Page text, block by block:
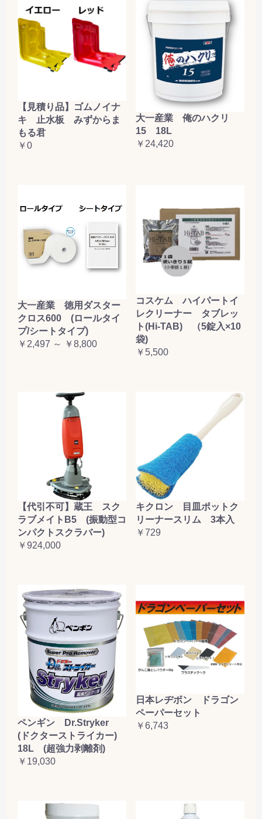
【見積り品】ゴムノイナ
キ 止水板 みずからま
もる君
￥0
大一産業 俺のハクリ
15 18L
￥24,420
大一産業 徳用ダスター
クロス600 (ロールタイ
プ/シートタイプ)
￥2,497 ～ ￥8,800
コスケム ハイパートイ
レクリーナー タブレッ
ト(Hi-TAB) （5錠入×10
袋)
￥5,500
【代引不可】蔵王 スク
ラブメイトB5 (振動型コ
ンパクトスクラバー)
￥924,000
キクロン 目皿ポットク
リーナースリム 3本入
￥729
ペンギン Dr.Stryker
(ドクターストライカー)
18L (超強力剥離剤)
￥19,030
日本レヂボン ドラゴン
ペーパーセット
￥6,743